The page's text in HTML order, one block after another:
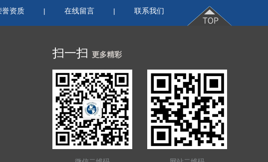
誉资质 | 在线留言 | 联系我们
扫一扫 更多精彩